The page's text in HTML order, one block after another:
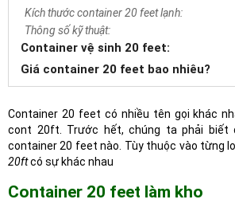
Kích thước container 20 feet lạnh:
Thông số kỹ thuật:
Container vệ sinh 20 feet:
Giá container 20 feet bao nhiêu?
Container 20 feet có nhiều tên gọi khác
cont 20ft. Trước hết, chúng ta phải biết
container 20 feet nào. Tùy thuộc vào từng
20ftcó sự khác nhau
Container 20 feet làm kho